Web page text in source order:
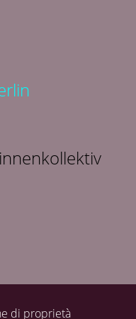
di proprietà